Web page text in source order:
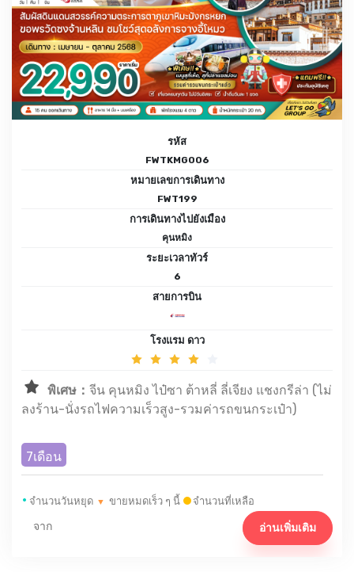
รหัส
FWTKMG006
หมายเลขการเดินทาง
FWT199
การเดินทางไปยังเมือง
คุนหมิง
ระยะเวลาทัวร์
6
สายการบิน
โรงแรม ดาว
พิเศษ： จีน คุนหมิง ไป๋ซา ต้าหลี่ ลี่เจียง แชงกรีล่า (ไม่
ลงร้าน-นั่งรถไฟความเร็วสูง-รวมค่ารถขนกระเป๋า)
7เดือน
• จำนวนวันหยุด ▼ ขายหมดเร็ว ๆ นี้ จำนวนที่เหลือ
จาก อ่านเพิ่มเติม